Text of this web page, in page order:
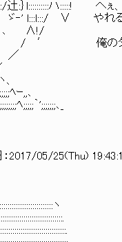
ハ:::::! へぇ、言
l:::l:::/ ∨ やれるも
∧!/
ーン、
ｰ,,､
ﾍ;;;;;｀';;;;;;;､_
2017/05/25(Thu)
ヽ